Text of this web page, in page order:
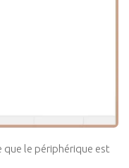
que le périphérique est